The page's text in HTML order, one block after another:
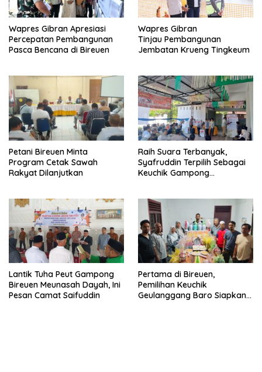
Wapres Gibran Apresiasi
Percepatan Pembangunan
Pasca Bencana di Bireuen
Wapres Gibran
Tinjau Pembangunan
Jembatan Krueng Tingkeum
Petani Bireuen Minta
Program Cetak Sawah
Rakyat Dilanjutkan
Raih Suara Terbanyak,
Syafruddin Terpilih Sebagai
Keuchik Gampong
Lantik Tuha Peut Gampong
Bireuen Meunasah Dayah, Ini
Pertama di Bireuen,
Pemilihan Keuchik
Geulanggang Baro Siapkan